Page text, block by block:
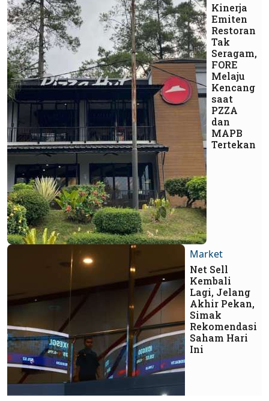
Kinerja
Emiten
Restoran
Tak
Seragam,
FORE
Melaju
Kencang
saat
PZZA
dan
MAPB
Tertekan
Market
Net Sell
Kembali
Lagi, Jelang
Akhir Pekan,
Simak
Rekomendasi
Saham Hari
Ini